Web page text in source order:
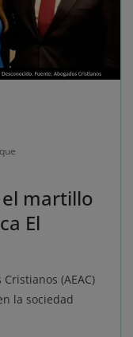
martillo
El
(AEAC)
la sociedad